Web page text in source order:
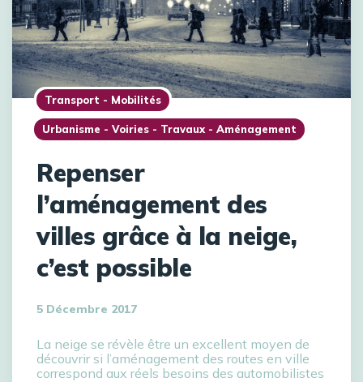
Transport - Mobilités
Urbanisme - Voiries - Travaux - Aménagement
Repenser
l’aménagement des
villes grâce à la neige,
c’est possible
5 Décembre 2017
La neige se révèle être un excellent moyen de
découvrir si l’aménagement des routes en ville
correspond aux réels besoins des automobilistes